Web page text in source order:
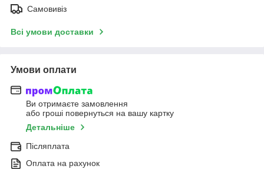
Самовивіз
Всі умови доставки
Умови оплати
Ви отримаєте замовлення
або гроші повернуться на вашу картку
Детальніше
Післяплата
Оплата на рахунок